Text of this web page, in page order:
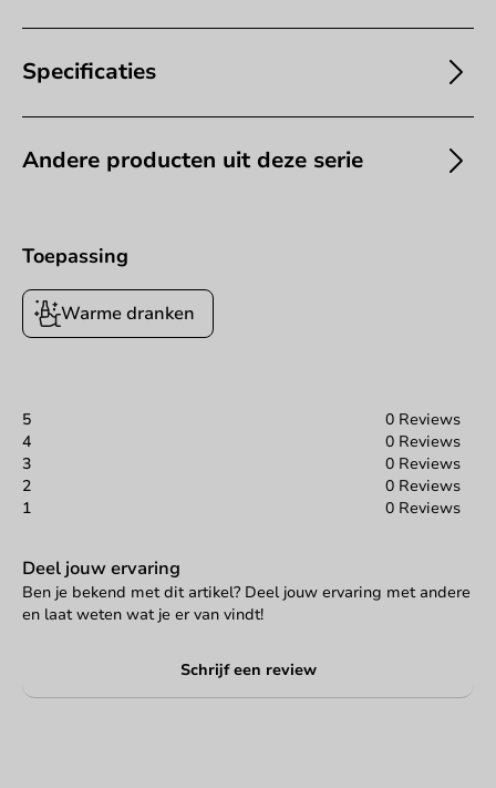
Specificaties
Andere producten uit deze serie
Toepassing
Warme dranken
5
0 Reviews
4
0 Reviews
3
0 Reviews
2
0 Reviews
1
0 Reviews
Deel jouw ervaring
Ben je bekend met dit artikel? Deel jouw ervaring met andere
en laat weten wat je er van vindt!
Schrijf een review